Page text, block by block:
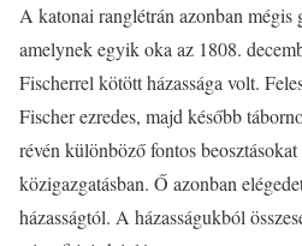
A katonai ranglétrán azonban mégis
amelynek egyik oka az 1808.
Fischerrel kötött házassága volt.
Fischer ezredes, majd később
révén különböző fontos
közigazgatásban. Ő azonban
házasságtól. A házasságukból